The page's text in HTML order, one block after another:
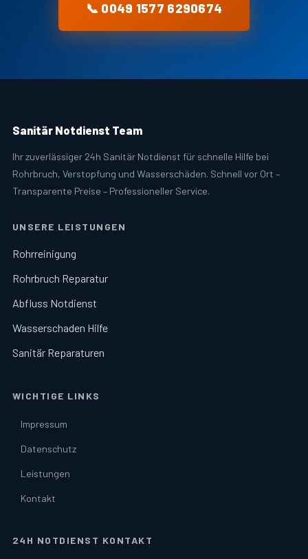
📞 0049 1577 6290674
Sanitär Notdienst Team
Ihr zuverlässiger 24h Sanitär Notdienst für schnelle Hilfe bei
Rohrbruch, Verstopfung und Wasserschäden. Schnell vor Ort –
Transparente Preise – Professioneller Service.
UNSERE LEISTUNGEN
Rohrreinigung
Rohrbruch Reparatur
Abfluss Notdienst
Wasserschaden Hilfe
Sanitär Reparaturen
WICHTIGE LINKS
Impressum
Datenschutz
Leistungen
Kontakt
24H NOTDIENST KONTAKT